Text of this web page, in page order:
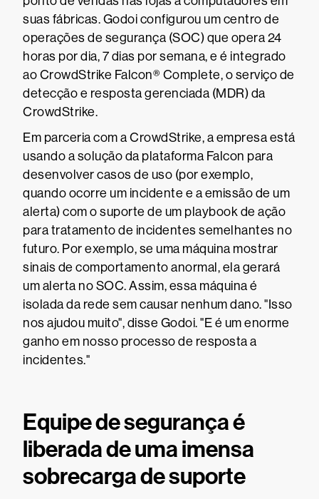
suas fábricas. Godoi configurou um centro de
operações de segurança (SOC) que opera 24
horas por dia, 7 dias por semana, e é integrado
ao CrowdStrike Falcon® Complete, o serviço de
detecção e resposta gerenciada (MDR) da
CrowdStrike.
Em parceria com a CrowdStrike, a empresa está
usando a solução da plataforma Falcon para
desenvolver casos de uso (por exemplo,
quando ocorre um incidente e a emissão de um
alerta) com o suporte de um playbook de ação
para tratamento de incidentes semelhantes no
futuro. Por exemplo, se uma máquina mostrar
sinais de comportamento anormal, ela gerará
um alerta no SOC. Assim, essa máquina é
isolada da rede sem causar nenhum dano. "Isso
nos ajudou muito", disse Godoi. "E é um enorme
ganho em nosso processo de resposta a
incidentes."
Equipe de segurança é
liberada de uma imensa
sobrecarga de suporte